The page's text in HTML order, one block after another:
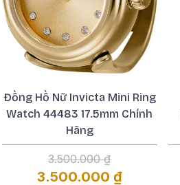
Đồng Hồ Nữ Invicta Mini Ring
Watch 44483 17.5mm Chính
Hãng
3.500.000 ₫
3.500.000 ₫